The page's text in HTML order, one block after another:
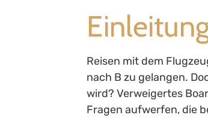
Reisen mit dem
nach B zu gelangen.
wird? Verweigertes
Fragen aufwerfen, die